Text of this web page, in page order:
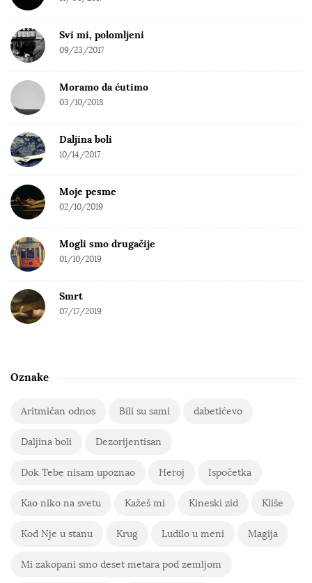
Svi mi, polomljeni
09/23/2017
Moramo da ćutimo
03/10/2018
Daljina boli
10/14/2017
Moje pesme
02/10/2019
Mogli smo drugačije
01/10/2019
Smrt
07/17/2019
Oznake
Aritmičan odnos Bili su sami dabetićevo
Daljina boli Dezorijentisan
Dok Tebe nisam upoznao Heroj Ispočetka
Kao niko na svetu Kažeš mi Kineski zid Kliše
Kod Nje u stanu Krug Ludilo u meni Magija
Mi zakopani smo deset metara pod zemljom